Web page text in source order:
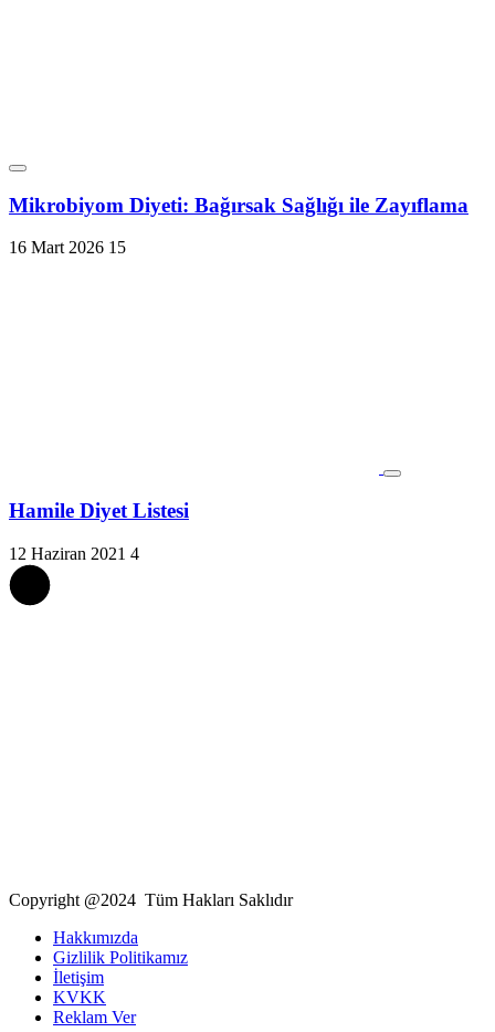
Mikrobiyom Diyeti: Bağırsak Sağlığı ile Zayıflama
16 Mart 2026 15
Hamile Diyet Listesi
12 Haziran 2021 4
Copyright @2024 Tüm Hakları Saklıdır
Hakkımızda
Gizlilik Politikamız
İletişim
KVKK
Reklam Ver